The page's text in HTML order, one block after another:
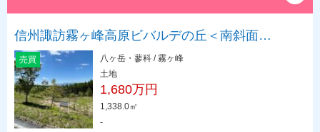
信州諏訪霧ヶ峰高原ビバルデの丘＜南斜面…
売買
八ヶ岳・蓼科 / 霧ヶ峰
土地
1,680万円
1,338.0㎡
-